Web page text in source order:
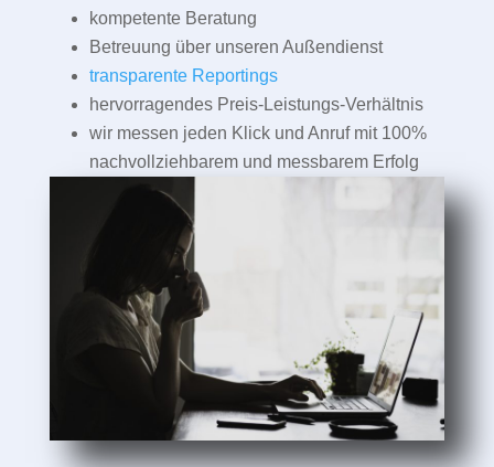
kompetente Beratung
Betreuung über unseren Außendienst
transparente Reportings
hervorragendes Preis-Leistungs-Verhältnis
wir messen jeden Klick und Anruf mit 100%
nachvollziehbarem und messbarem Erfolg